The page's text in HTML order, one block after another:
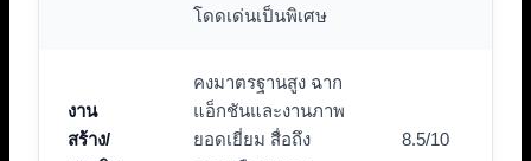
โดดเด่นเป็นพิเศษ
งาน
สร้าง/
คงมาตรฐานสูง ฉาก
แอ็กชันและงานภาพ
ยอดเยี่ยม สื่อถึง
8.5/10